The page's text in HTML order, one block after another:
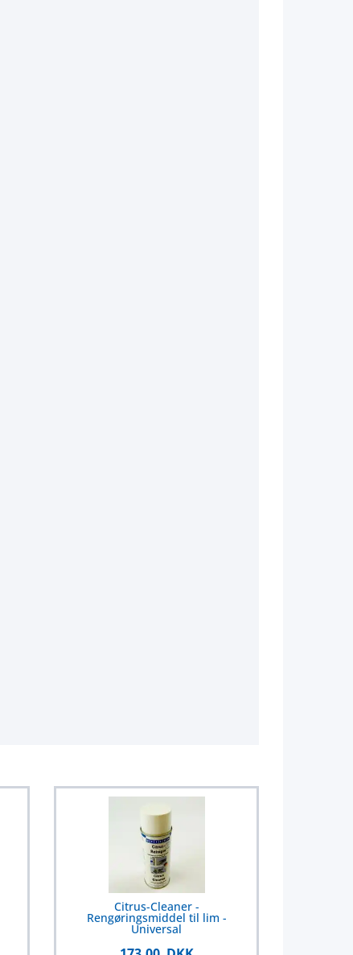
Citrus-Cleaner -
Rengøringsmiddel til lim -
Universal